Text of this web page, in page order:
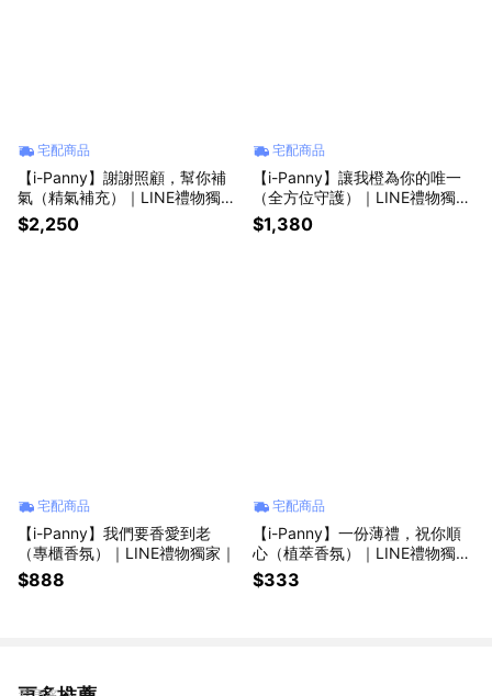
宅配商品
【i-Panny】謝謝照顧，幫你補
氣（精氣補充）｜LINE禮物獨家
｜
$2,250
宅配商品
【i-Panny】讓我橙為你的唯一
（全方位守護）｜LINE禮物獨家
｜
$1,380
宅配商品
【i-Panny】我們要香愛到老
（專櫃香氛）｜LINE禮物獨家｜
$888
宅配商品
【i-Panny】一份薄禮，祝你順
心（植萃香氛）｜LINE禮物獨家
｜
$333